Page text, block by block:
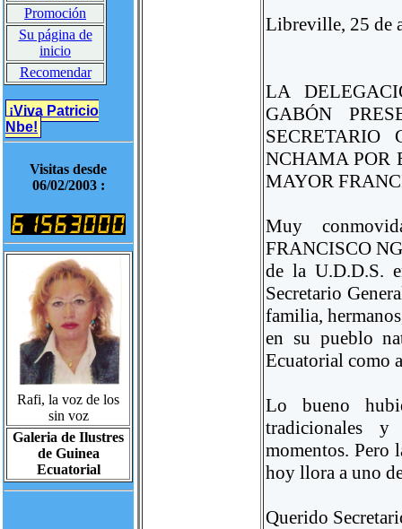
Promoción
Su página de
inicio
Recomendar
¡Viva Patricio
Nbe!
Visitas desde
06/02/2003 :
Rafi, la voz de los
sin voz
Galeria de Ilustres
de Guinea
Ecuatorial
Libreville, 25 de
LA
GABÓN
SECRETARIO
NCHAMA POR
MAYOR
Muy
FRANCISCO
de la U.D.D.S.
Secretario
familia,
en su pueblo
Ecuatorial como
Lo bueno
tradicionales
momentos. Pero
hoy llora a uno
Querido